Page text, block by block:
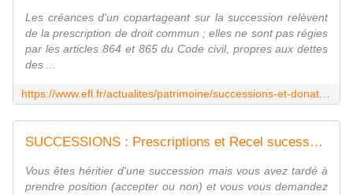
Les créances d'un copartageant sur la succession relèvent
de la prescription de droit commun ; elles ne sont pas régies
par les articles 864 et 865 du Code civil, propres aux dettes
des ...
SUCCESSIONS : Prescriptions et Recel sucessoral
Vous êtes héritier d'une succession mais vous avez tardé à
prendre position (accepter ou non) et vous vous demandez